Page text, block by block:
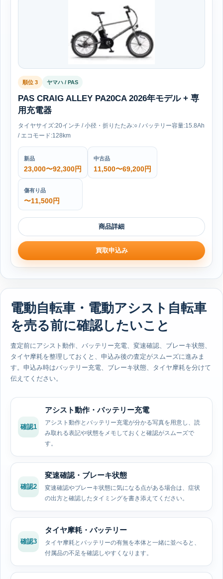
順位 3 ヤマハ / PAS
PAS CRAIG ALLEY PA20CA 2026年モデル + 専
用充電器
タイヤサイズ:20インチ / 小径・折りたたみ:○ / バッテリー容量:15.8Ah
/ エコモード:128km
新品
23,000〜92,300円
中古品
11,500〜69,200円
傷有り品
〜11,500円
商品詳細
買取申込み
電動自転車・電動アシスト自転車
を売る前に確認したいこと
査定前にアシスト動作、バッテリー充電、変速確認、ブレーキ状態、
タイヤ摩耗を整理しておくと、申込み後の査定がスムーズに進みま
す。申込み時はバッテリー充電、ブレーキ状態、タイヤ摩耗を分けて
伝えてください。
確認1
アシスト動作・バッテリー充電
アシスト動作とバッテリー充電が分かる写真を用意し、読
み取れる表記や状態をメモしておくと確認がスムーズで
す。
確認2
変速確認・ブレーキ状態
変速確認やブレーキ状態に気になる点がある場合は、症状
の出方と確認したタイミングを書き添えてください。
確認3
タイヤ摩耗・バッテリー
タイヤ摩耗とバッテリーの有無を本体と一緒に並べると、
付属品の不足を確認しやすくなります。